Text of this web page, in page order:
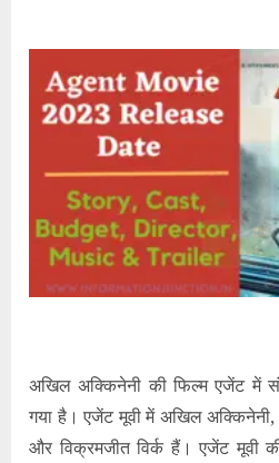
अखिल अक्किनेनी की फिल्म एजेंट में
गया है। एजेंट मूवी में अखिल अक्किनेनी,
और विक्रमजीत विर्क हैं। एजेंट मूवी